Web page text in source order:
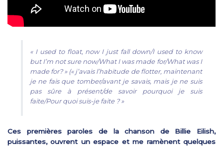
« I used to float, now I just fall down/I used to know
but I’m not sure now/What I was made for/What was I
made for? »(«j’avais l’habitude de flotter, maintenant
je ne fais que tomber/avant je savais, mais je ne suis
pas sûre à présent/de savoir pourquoi je suis
faite/Pour quoi suis-je faite ? »
Ces premières paroles de la chanson de Billie Eilish,
puissantes, ouvrent un espace et me ramènent quelques